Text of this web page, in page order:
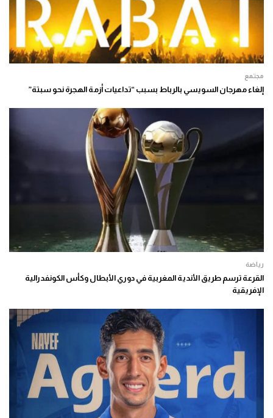
مجتمع
إلغاء مهرجان السويسي بالرباط بسبب “تداعيات أزمة الهجرة نحو سبتة”
رياضة
القرعة ترسم طريق الأندية المغربية في دوري الأبطال وكأس الكونفدرالية
الإفريقية